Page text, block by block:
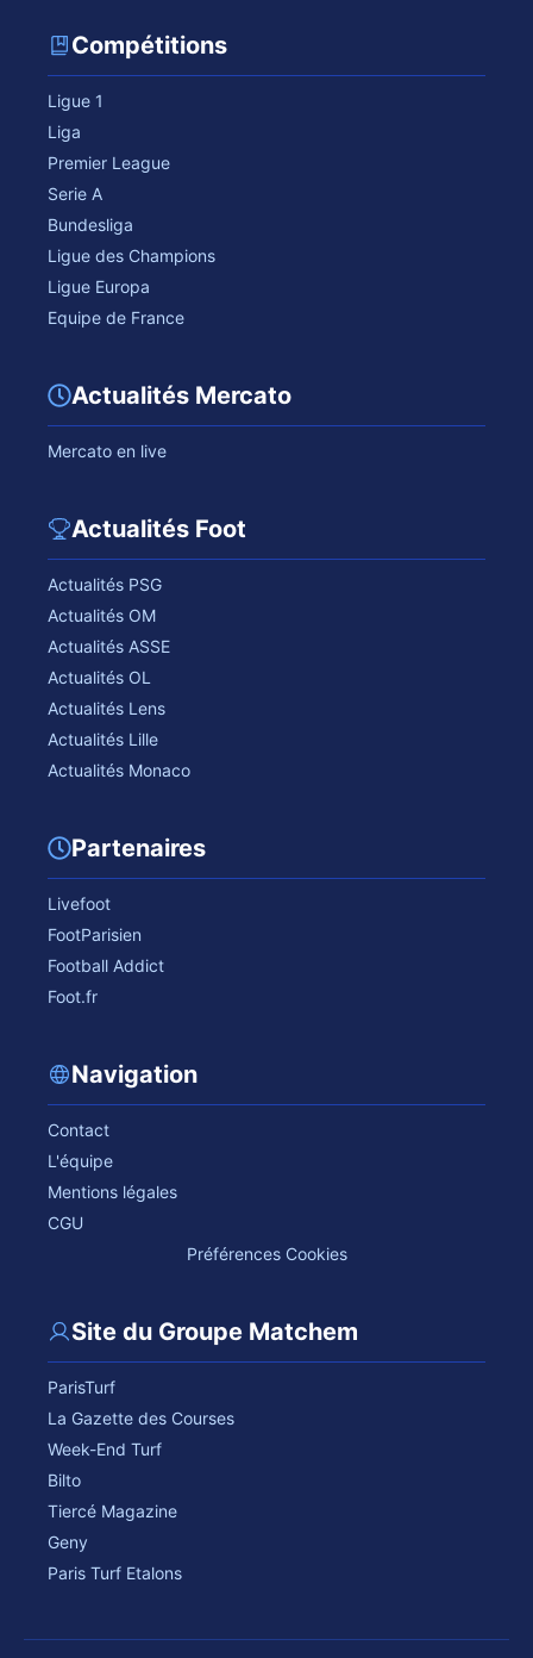
Compétitions
Ligue 1
Liga
Premier League
Serie A
Bundesliga
Ligue des Champions
Ligue Europa
Equipe de France
Actualités Mercato
Mercato en live
Actualités Foot
Actualités PSG
Actualités OM
Actualités ASSE
Actualités OL
Actualités Lens
Actualités Lille
Actualités Monaco
Partenaires
Livefoot
FootParisien
Football Addict
Foot.fr
Navigation
Contact
L'équipe
Mentions légales
CGU
Préférences Cookies
Site du Groupe Matchem
ParisTurf
La Gazette des Courses
Week-End Turf
Bilto
Tiercé Magazine
Geny
Paris Turf Etalons